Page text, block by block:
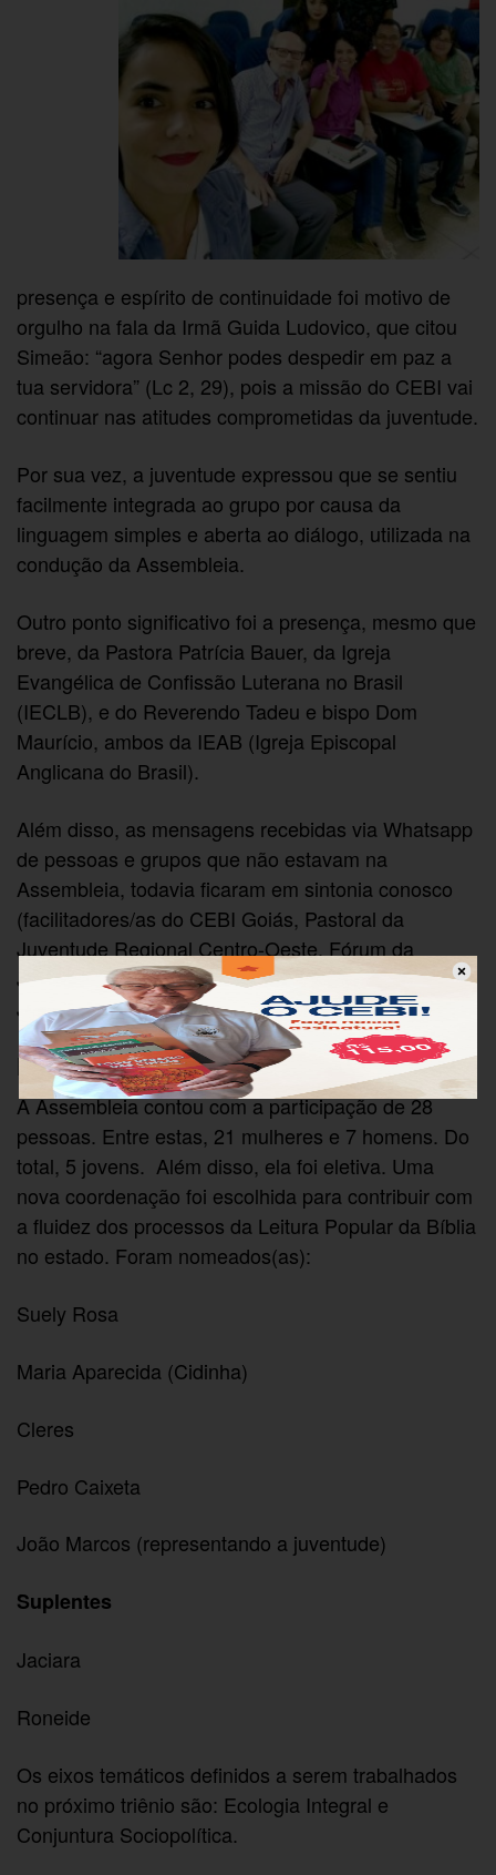
presença e espírito de continuidade foi motivo de
orgulho na fala da Irmã Guida Ludovico, que citou
Simeão: “agora Senhor podes despedir em paz a
tua servidora” (Lc 2, 29), pois a missão do CEBI vai
continuar nas atitudes comprometidas da juventude.
Por sua vez, a juventude expressou que se sentiu
facilmente integrada ao grupo por causa da
linguagem simples e aberta ao diálogo, utilizada na
condução da Assembleia.
Outro ponto significativo foi a presença, mesmo que
breve, da Pastora Patrícia Bauer, da Igreja
Evangélica de Confissão Luterana no Brasil
(IECLB), e do Reverendo Tadeu e bispo Dom
Maurício, ambos da IEAB (Igreja Episcopal
Anglicana do Brasil).
Além disso, as mensagens recebidas via Whatsapp
de pessoas e grupos que não estavam na
Assembleia, todavia ficaram em sintonia conosco
(facilitadores/as do CEBI Goiás, Pastoral da
Juventude Regional Centro-Oeste, Fórum da
Juventude do Cerrado e grupo da Escola Bíblica de
Jovens da Região São Patrício, diocese de Goiás).
Nova Coordenação
A Assembleia contou com a participação de 28
pessoas. Entre estas, 21 mulheres e 7 homens. Do
total, 5 jovens. Além disso, ela foi eletiva. Uma
nova coordenação foi escolhida para contribuir com
a fluidez dos processos da Leitura Popular da Bíblia
no estado. Foram nomeados(as):
Suely Rosa
Maria Aparecida (Cidinha)
Cleres
Pedro Caixeta
João Marcos (representando a juventude)
Suplentes
Jaciara
Roneide
Os eixos temáticos definidos a serem trabalhados
no próximo triênio são: Ecologia Integral e
Conjuntura Sociopolítica.